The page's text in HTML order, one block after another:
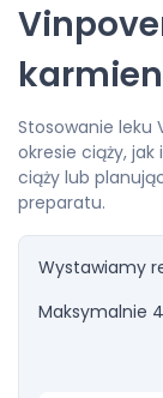
Stosowanie leku
okresie ciąży,
ciąży lub
preparatu.
Wystawiamy
Maksymalnie